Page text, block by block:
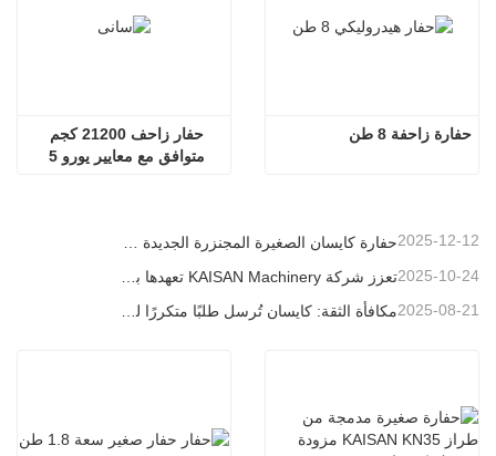
حفارة زاحفة 8 طن
2025-12-12
2025-10-24
مكافأة الثقة: كايسان تُرسل طلبًا متكررًا لـ 20 وحدة حفارات إلى شريك برتغالي طويل الأمد 2025-08-21